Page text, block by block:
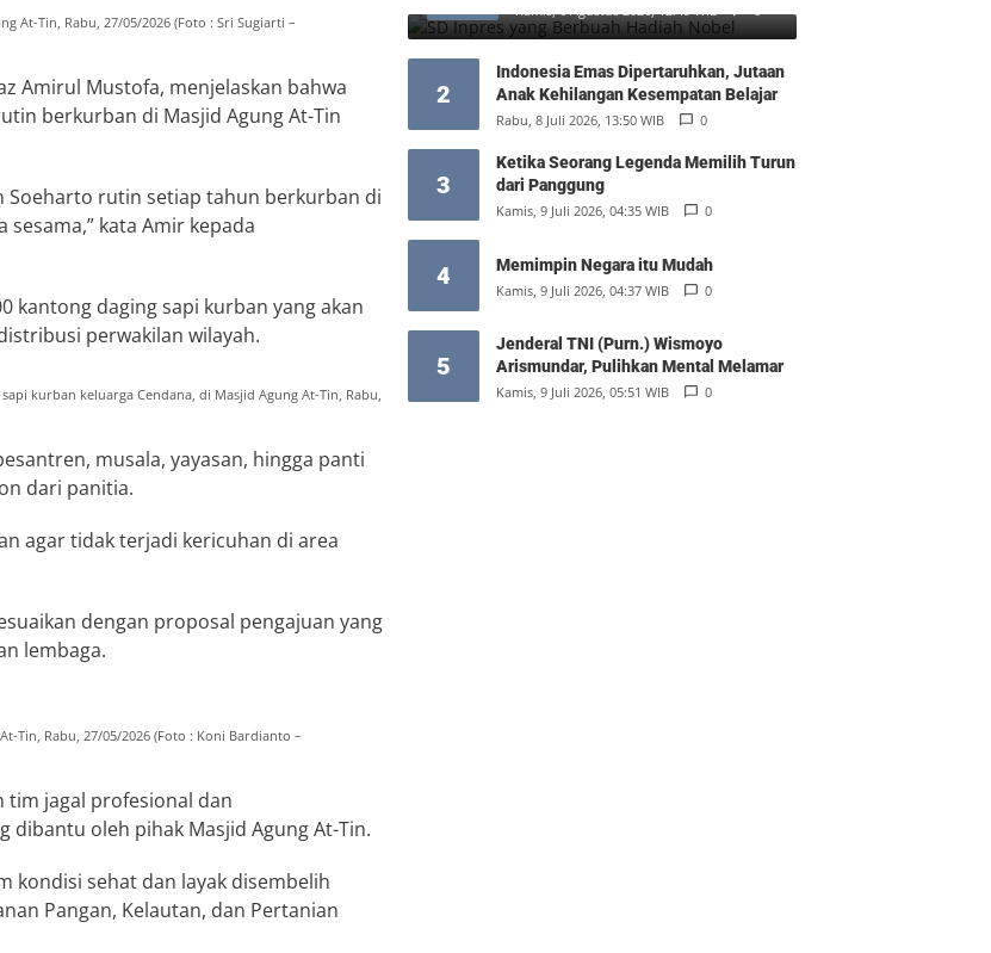
At-Tin, Rabu, 27/05/2026 (Foto : Sri Sugiarti –
Amirul Mustofa, menjelaskan bahwa
berkurban di Masjid Agung At-Tin
Soeharto rutin setiap tahun berkurban di
kata Amir kepada
kantong daging sapi kurban yang akan
perwakilan wilayah.
kurban keluarga Cendana, di Masjid Agung At-Tin, Rabu,
musala, yayasan, hingga panti
dari panitia.
agar tidak terjadi kericuhan di area
dengan proposal pengajuan yang
lembaga.
Tin, Rabu, 27/05/2026 (Foto : Koni Bardianto –
tim jagal profesional dan
dibantu oleh pihak Masjid Agung At-Tin.
kondisi sehat dan layak disembelih
Pangan, Kelautan, dan Pertanian
Kamis, 6 Agustus 2026, 12:49 WIB 0
2
Indonesia Emas Dipertaruhkan, Jutaan
Anak Kehilangan Kesempatan Belajar
Rabu, 8 Juli 2026, 13:50 WIB 0
3
Ketika Seorang Legenda Memilih Turun
dari Panggung
Kamis, 9 Juli 2026, 04:35 WIB 0
4 Memimpin Negara itu Mudah
Kamis, 9 Juli 2026, 04:37 WIB 0
5
Jenderal TNI (Purn.) Wismoyo
Arismundar, Pulihkan Mental Melamar
Kamis, 9 Juli 2026, 05:51 WIB 0